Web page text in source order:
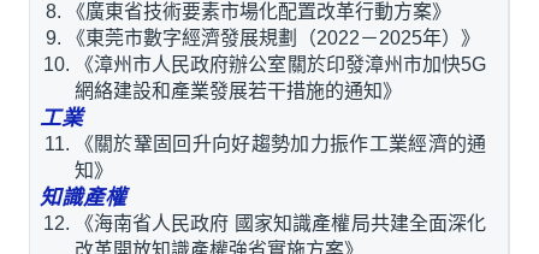
《廣東省技術要素市場化配置改革行動方案》
《東莞市數字經濟發展規劃（2022－2025年）》
《漳州市人民政府辦公室關於印發漳州市加快5G
網絡建設和產業發展若干措施的通知》
工業
《關於鞏固回升向好趨勢加力振作工業經濟的通
知》
知識產權
《海南省人民政府 國家知識產權局共建全面深化
改革開放知識產權強省實施方案》